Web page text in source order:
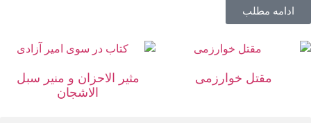
ادامه مطلب
مقتل خوارزمی
مثیر الاحزان و منیر سبل
الاشجان